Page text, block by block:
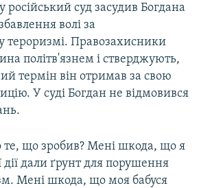
російський суд засудив Богдана
волі за
тероризмі. Правозахисники
політв'язнем і стверджують,
термін він отримав за свою
У суді Богдан не відмовився
що зробив? Мені шкода, що я
дії дали ґрунт для порушення
Мені шкода, що моя бабуся